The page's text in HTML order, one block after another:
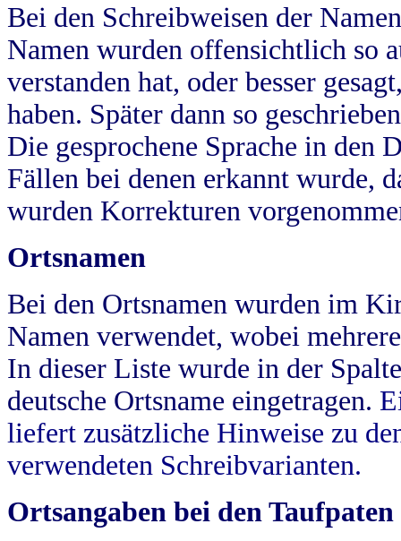
Bei den Schreibweisen der
Namen wurden offensichtlich so
verstanden hat, oder besser
haben. Später dann so
Die gesprochene Sprache in
Fällen bei denen erkannt wurde,
wurden Korrekturen
Ortsnamen
Bei den Ortsnamen wurden im
Namen verwendet, wobei
In dieser Liste wurde in der
deutsche Ortsname eingetragen.
liefert zusätzliche Hinweise zu
verwendeten Schreibvarianten.
Ortsangaben bei den Taufpaten